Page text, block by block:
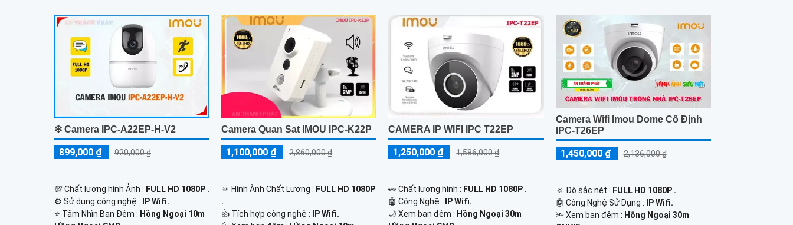
mang đến sự tiện lợi cho người dùng
được...
❇ Camera IPC-A22EP-H-V2
899,000 ₫ 920,000 ₫
💯 Chất lượng hình Ảnh : FULL HD 1080P .
⚙ Sử dụng công nghệ :
IP Wifi.
⭐ Tầm Nhìn Ban Đêm : Hồng Ngoại 10m
Camera Quan Sat IMOU IPC-K22P
1,100,000 ₫ 2,860,000 ₫
🔅 Hình Ành Chất Lượng : FULL HD 1080P
.
👍 Tích hợp công nghệ :
IP Wifi.
CAMERA IP WIFI IPC T22EP
1,250,000 ₫ 1,586,000 ₫
️👀 Chất lượng hình : FULL HD 1080P .
🤖️ Công Nghệ :
IP Wifi.
🌙 Xem ban đêm : Hồng Ngoại 30m
Camera Wifi Imou Dome Cố Định
IPC-T26EP
1,450,000 ₫ 2,136,000 ₫
🔅 Độ sắc nét : FULL HD 1080P .
🤖️ Công Nghệ Sử Dụng :
IP Wifi.
🔦 Xem ban đêm : Hồng Ngoại 30m